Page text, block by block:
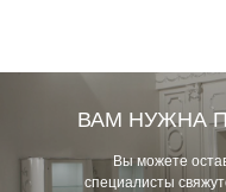
ВАМ НУЖНА
Вы можете
специалисты